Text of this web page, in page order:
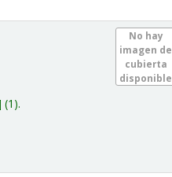
No hay
imagen de
cubierta
disponible
(1).